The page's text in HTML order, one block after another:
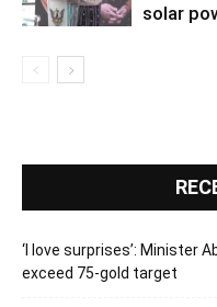
solar
‘I love surprises’: Minister
exceed 75-gold target